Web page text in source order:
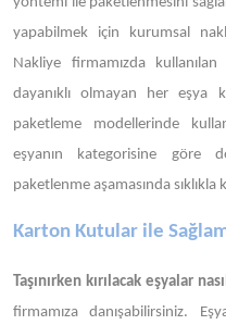
yapabilmek için kurumsal
Nakliye firmamızda
dayanıklı olmayan her eşya
paketleme modellerinde
eşyanın kategorisine göre
paketlenme aşamasında
Karton Kutular ile
Taşınırken kırılacak eşyalar
firmamıza danışabilirsiniz.